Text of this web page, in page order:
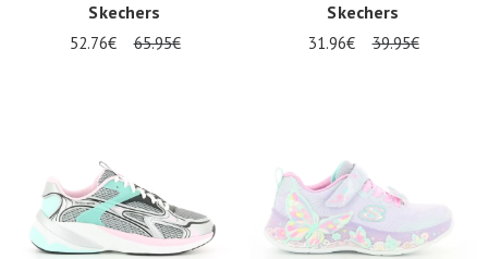
Skechers
52.76€ 65.95€
Skechers
31.96€ 39.95€